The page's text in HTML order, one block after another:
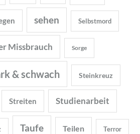
sehen Selbstmord
Missbrauch Sorge
& schwach Steinkreuz
Streiten Studienarbeit
Taufe Teilen Terror